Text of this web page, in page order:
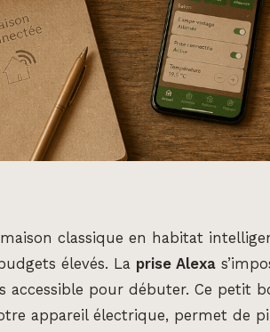
classique en habitat
élevés. La prise Alexa
accessible pour débuter. Ce petit
appareil électrique, permet de